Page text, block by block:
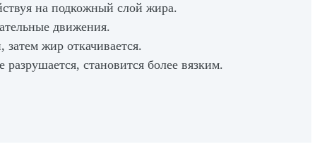
на подкожный слой жира.
движения.
затем жир откачивается.
становится более вязким.